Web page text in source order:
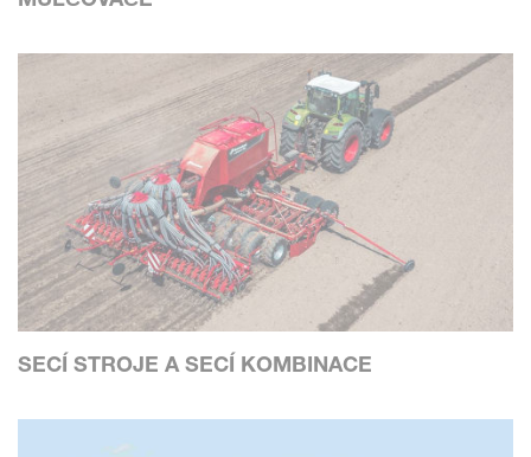
SECÍ STROJE A SECÍ KOMBINACE